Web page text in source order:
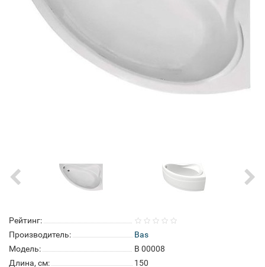
Рейтинг:
Производитель:
Bas
Модель:
В 00008
Длина, см:
150